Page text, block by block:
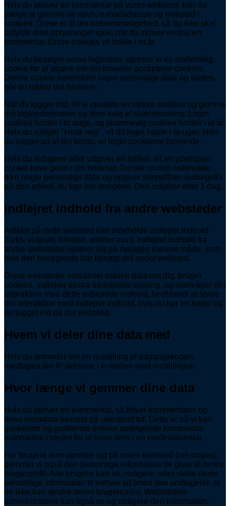
Hvis du skriver en kommentar på vores websted, kan du
vælge at gemme dit navn, e-mailadresse og websted i
cookies. Disse er til din bekvemmeligehed, så du ikke skal
udfylde dine oplysninger igen, når du skriver endnu en
kommentar. Disse cookies vil holde i et år.
Hvis du besøger vores loginside, opretter vi en midlertidig
cookie for at afgøre om din browser accepterer cookies.
Denne cookie indeholder ingen personlige data og slettes,
når du lukker din browser.
Når du logger ind, vil vi opsætte en række cookies og gemme
din logininformation og dine valg af skærmvisning. Login
cookies holder i to dage, og skærmvalg cookies holder i et år.
Hvis du vælger "Husk mig", vil dit login holde i to uger. Hvis
du logger ud af din konto, vil login cookierne forsvinde.
Hvis du redigerer eller udgiver en artikel, vil en yderligere
cookie blive gemt i din browser. Denne cookie indeholder
ikke nogle personlige data og opgiver simpelthen indlægsID
på den artikel, du lige har redigeret. Den udløber efter 1 dag.
Indlejret indhold fra andre websteder
Artikler på dette websted kan indeholde indlejret indhold
(f.eks. videoer, billeder, artikler osv.). Indlejret indhold fra
andre websteder opfører sig på nøjagtig samme måde, som
hvis den besøgende har besøgt det andet websted.
Disse websteder indsamler måske data om dig, bruger
cookies, indlejrer ekstra tredjeparts sporing, og overvåger din
interaktion med dette indlejrede indhold, heriblandt at spore
din interaktion med indlejret indhold, hvis du har en konto og
en logget ind på det websted.
Hvem vi deler dine data med
Hvis du anmoder om en nulstilling af adgangskoden,
medtages din IP-adresse i e-mailen med nustillingen.
Hvor længe vi gemmer dine data
Hvis du skriver en kommentar, så bliver kommentarer og
dens metadata bevaret på ubestemt tid. Dette er så vi kan
genkende og godkende enhver opfølgende kommentar
automatisk i stedet for at have dem i en moderationskø.
For brugere som opretter sig på vores websted (om nogen),
gemmer vi også den personlige information de giver til deres
brugerprofil. Alle brugere kan se, redigere, eller slette deres
personlige information til enhver tid (med den undtagelse at
de ikke kan ændre deres brugernavn). Webstedets
administratorer kan også se og redigere den information.